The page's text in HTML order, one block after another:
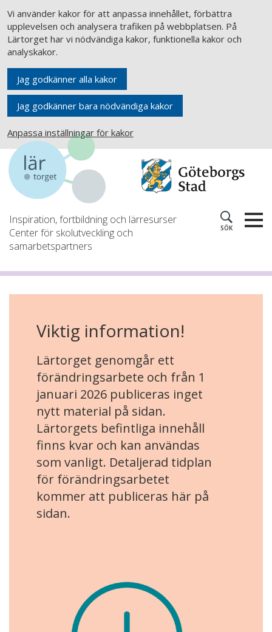
Vi använder kakor för att anpassa innehållet, förbättra
upplevelsen och analysera trafiken på webbplatsen. På
Lärtorget har vi nödvändiga kakor, funktionella kakor och
analyskakor.
Jag godkänner alla kakor
Jag godkänner bara nödvändiga kakor
Anpassa inställningar för kakor
Inspiration, fortbildning och lärresurser
Center för skolutveckling och
samarbetspartners
SÖK
Viktig information!
Lärtorget genomgår ett
förändringsarbete och från 1
januari 2026 publiceras inget
nytt material på sidan.
Lärtorgets befintliga innehåll
finns kvar och kan användas
som vanligt. Detaljerad tidplan
för förändringsarbetet
kommer att publiceras här på
sidan.